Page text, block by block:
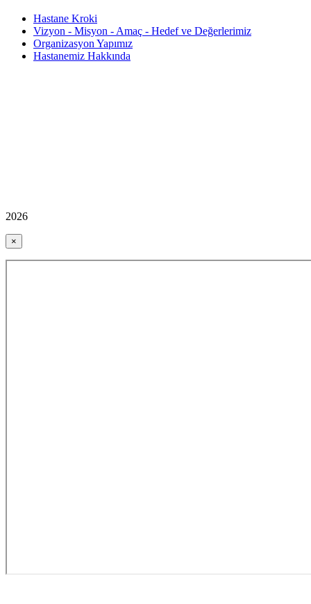
Hastane Kroki
Vizyon - Misyon - Amaç - Hedef ve Değerlerimiz
Organizasyon Yapımız
Hastanemiz Hakkında
2026
×